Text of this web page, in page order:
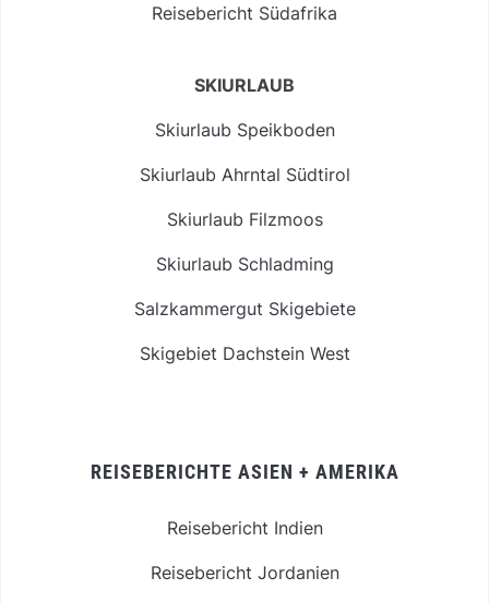
Reisebericht Südafrika
SKIURLAUB
Skiurlaub Speikboden
Skiurlaub Ahrntal Südtirol
Skiurlaub Filzmoos
Skiurlaub Schladming
Salzkammergut Skigebiete
Skigebiet Dachstein West
REISEBERICHTE ASIEN + AMERIKA
Reisebericht Indien
Reisebericht Jordanien